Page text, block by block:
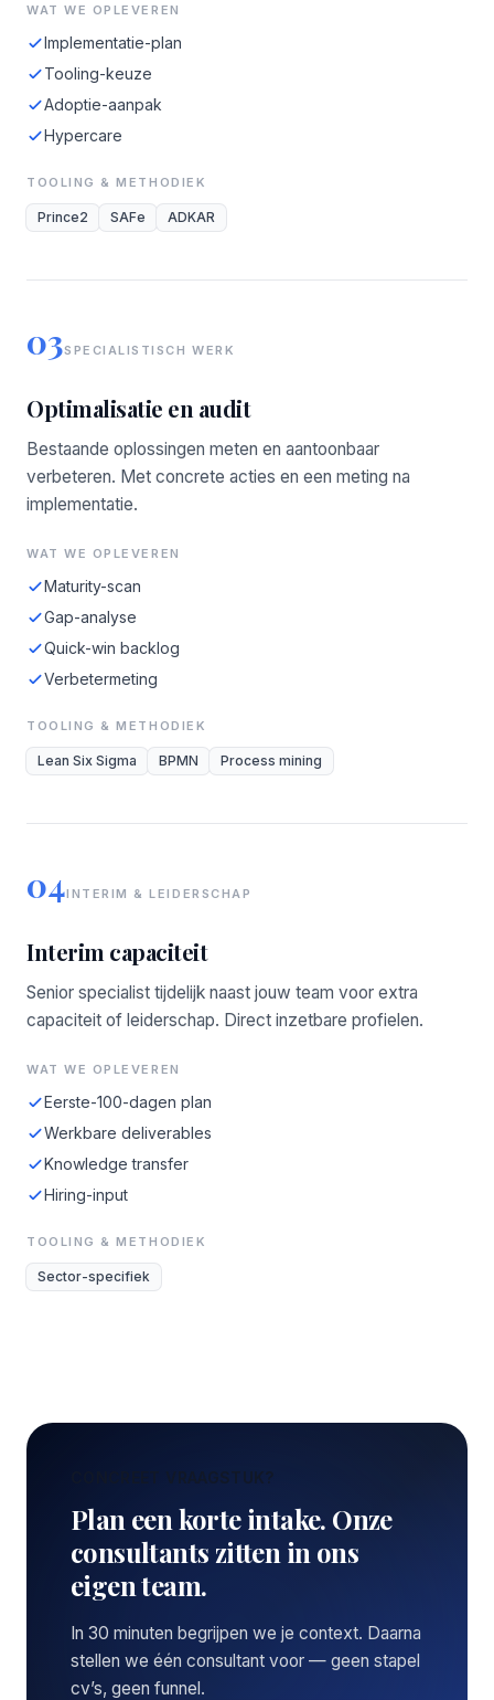
WAT WE OPLEVEREN
Implementatie-plan
Tooling-keuze
Adoptie-aanpak
Hypercare
TOOLING & METHODIEK
Prince2 SAFe ADKAR
03SPECIALISTISCH WERK
Optimalisatie en audit
Bestaande oplossingen meten en aantoonbaar
verbeteren. Met concrete acties en een meting na
implementatie.
WAT WE OPLEVEREN
Maturity-scan
Gap-analyse
Quick-win backlog
Verbetermeting
TOOLING & METHODIEK
Lean Six Sigma BPMN Process mining
04INTERIM & LEIDERSCHAP
Interim capaciteit
Senior specialist tijdelijk naast jouw team voor extra
capaciteit of leiderschap. Direct inzetbare profielen.
WAT WE OPLEVEREN
Eerste-100-dagen plan
Werkbare deliverables
Knowledge transfer
Hiring-input
TOOLING & METHODIEK
Sector-specifiek
CONCREET VRAAGSTUK?
Plan een korte intake. Onze
consultants zitten in ons
eigen team.
In 30 minuten begrijpen we je context. Daarna
stellen we één consultant voor — geen stapel
cv’s, geen funnel.